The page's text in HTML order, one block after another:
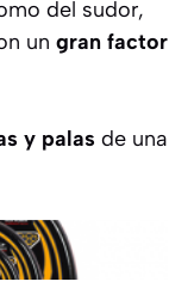
del sudor,
un gran factor
y palas de una